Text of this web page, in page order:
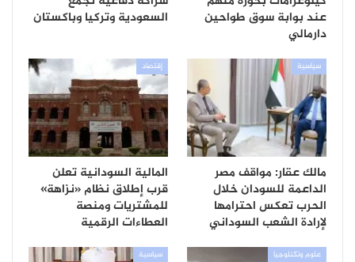
عند بوابة سوق طواحين
دارمالي
السعودية وتركيا وباكستان
سياسية
مالك عقار: مواقف مصر
الداعمة للسودان خلال
الحرب تعكس احترامها
لإرادة الشعب السوداني
إقتصاد
المالية السودانية تعلن
قرب إطلاق نظام «نزاهة»
للمشتريات ومنصة
العطاءات الرقمية
علوم وتكنلوجيا سياسية